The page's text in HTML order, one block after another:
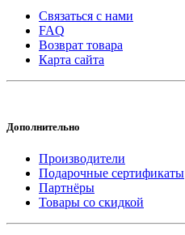
Связаться с нами
FAQ
Возврат товара
Карта сайта
Дополнительно
Производители
Подарочные сертификаты
Партнёры
Товары со скидкой